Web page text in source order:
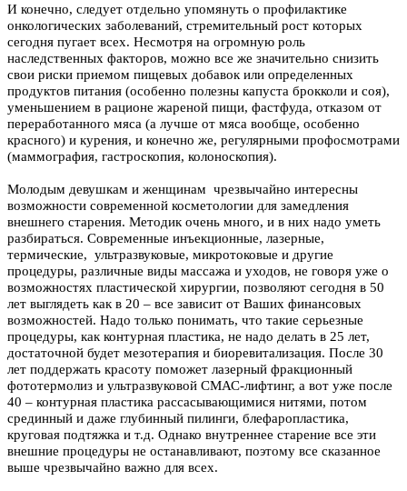
И конечно, следует отдельно упомянуть о профилактике
онкологических заболеваний, стремительный рост которых
сегодня пугает всех. Несмотря на огромную роль
наследственных факторов, можно все же значительно снизить
свои риски приемом пищевых добавок или определенных
продуктов питания (особенно полезны капуста брокколи и соя),
уменьшением в рационе жареной пищи, фастфуда, отказом от
переработанного мяса (а лучше от мяса вообще, особенно
красного) и курения, и конечно же, регулярными профосмотрами
(маммография, гастроскопия, колоноскопия).
Молодым девушкам и женщинам чрезвычайно интересны
возможности современной косметологии для замедления
внешнего старения. Методик очень много, и в них надо уметь
разбираться. Современные инъекционные, лазерные,
термические, ультразвуковые, микротоковые и другие
процедуры, различные виды массажа и уходов, не говоря уже о
возможностях пластической хирургии, позволяют сегодня в 50
лет выглядеть как в 20 – все зависит от Ваших финансовых
возможностей. Надо только понимать, что такие серьезные
процедуры, как контурная пластика, не надо делать в 25 лет,
достаточной будет мезотерапия и биоревитализация. После 30
лет поддержать красоту поможет лазерный фракционный
фототермолиз и ультразвуковой СМАС-лифтинг, а вот уже после
40 – контурная пластика рассасывающимися нитями, потом
срединный и даже глубинный пилинги, блефаропластика,
круговая подтяжка и т.д. Однако внутреннее старение все эти
внешние процедуры не останавливают, поэтому все сказанное
выше чрезвычайно важно для всех.